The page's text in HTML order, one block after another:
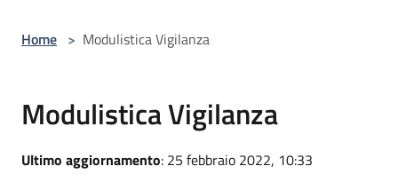
Home > Modulistica Vigilanza
Modulistica Vigilanza
Ultimo aggiornamento: 25 febbraio 2022, 10:33